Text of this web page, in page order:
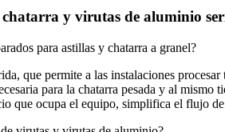
chatarra y virutas de aluminio
para astillas y chatarra a granel?
que permite a las instalaciones
para la chatarra pesada y al
que ocupa el equipo, simplifica el flujo